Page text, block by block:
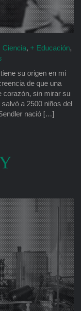
Ciencia, + Educación,
su origen en mi
de que una
corazón, sin mirar su
a 2500 niños del
nació […]